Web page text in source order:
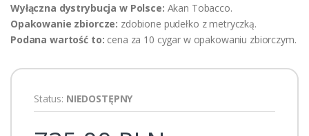
Wyłączna dystrybucja w Polsce: Akan Tobacco.
Opakowanie zbiorcze: zdobione pudełko z metryczką.
Podana wartość to: cena za 10 cygar w opakowaniu zbiorczym.
Status: NIEDOSTĘPNY